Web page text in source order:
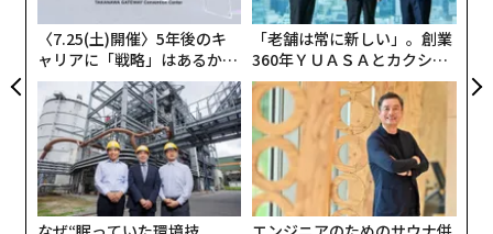
〈7.25(土)開催〉5年後のキ
ャリアに「戦略」はあるか。
トップエグゼクティブのキャ
リアに触れる1日│CAREER S
UMMIT 2026
「老舗は常に新しい」。創業
360年ＹＵＡＳＡとカクシン
CEO田尻望が語る、AIを超え
る人の価値